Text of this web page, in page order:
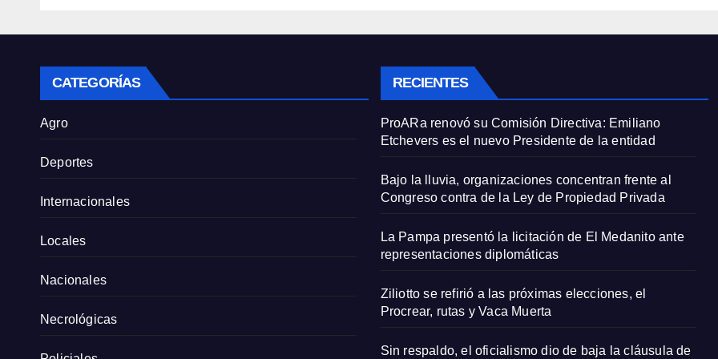
CATEGORÍAS
Agro
Deportes
Internacionales
Locales
Nacionales
Necrológicas
RECIENTES
ProARa renovó su Comisión Directiva: Emiliano
Etchevers es el nuevo Presidente de la entidad
Bajo la lluvia, organizaciones concentran frente al
Congreso contra de la Ley de Propiedad Privada
La Pampa presentó la licitación de El Medanito ante
representaciones diplomáticas
Ziliotto se refirió a las próximas elecciones, el
Procrear, rutas y Vaca Muerta
Sin respaldo, el oficialismo dio de baja la cláusula de